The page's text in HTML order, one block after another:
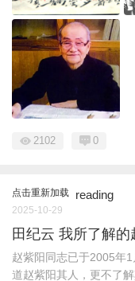
2102 0
点击重新加载 reading
2025-10-29
田纪云 我所了解的
赵紫阳同志已于2005年
道赵紫阳其人，更不了解